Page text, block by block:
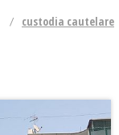
custodia cautelare